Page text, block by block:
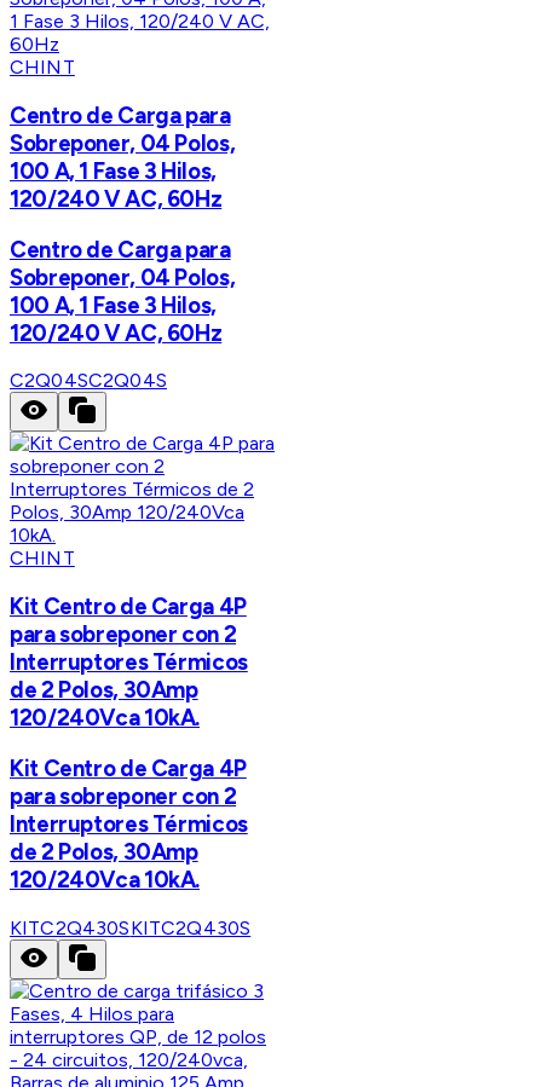
CHINT
Centro de Carga para
Sobreponer, 04 Polos,
100 A, 1 Fase 3 Hilos,
120/240 V AC, 60Hz
Centro de Carga para
Sobreponer, 04 Polos,
100 A, 1 Fase 3 Hilos,
120/240 V AC, 60Hz
C2Q04SC2Q04S
CHINT
Kit Centro de Carga 4P
para sobreponer con 2
Interruptores Térmicos
de 2 Polos, 30Amp
120/240Vca 10kA.
Kit Centro de Carga 4P
para sobreponer con 2
Interruptores Térmicos
de 2 Polos, 30Amp
120/240Vca 10kA.
KITC2Q430SKITC2Q430S